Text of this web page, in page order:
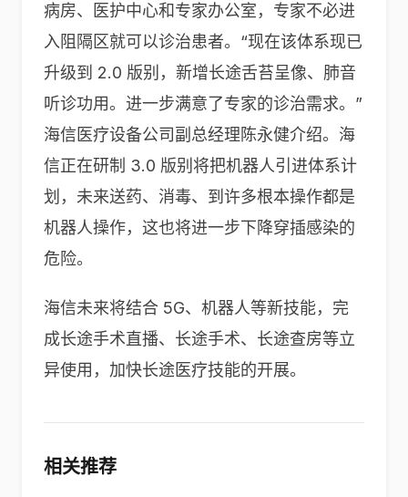
病房、医护中心和专家办公室，专家不必进
入阻隔区就可以诊治患者。“现在该体系现已
升级到 2.0 版别，新增长途舌苔呈像、肺音
听诊功用。进一步满意了专家的诊治需求。”
海信医疗设备公司副总经理陈永健介绍。海
信正在研制 3.0 版别将把机器人引进体系计
划，未来送药、消毒、到许多根本操作都是
机器人操作，这也将进一步下降穿插感染的
危险。
海信未来将结合 5G、机器人等新技能，完
成长途手术直播、长途手术、长途查房等立
异使用，加快长途医疗技能的开展。
相关推荐